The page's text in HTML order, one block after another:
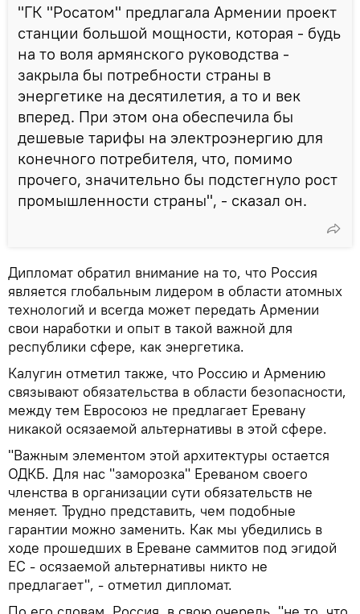
"ГК "Росатом" предлагала Армении проект
станции большой мощности, которая - будь
на то воля армянского руководства -
закрыла бы потребности страны в
энергетике на десятилетия, а то и век
вперед. При этом она обеспечила бы
дешевые тарифы на электроэнергию для
конечного потребителя, что, помимо
прочего, значительно бы подстегнуло рост
промышленности страны", - сказал он.
Дипломат обратил внимание на то, что Россия
является глобальным лидером в области атомных
технологий и всегда может передать Армении
свои наработки и опыт в такой важной для
республики сфере, как энергетика.
Калугин отметил также, что Россию и Армению
связывают обязательства в области безопасности,
между тем Евросоюз не предлагает Еревану
никакой осязаемой альтернативы в этой сфере.
"Важным элементом этой архитектуры остается
ОДКБ. Для нас "заморозка" Ереваном своего
членства в организации сути обязательств не
меняет. Трудно представить, чем подобные
гарантии можно заменить. Как мы убедились в
ходе прошедших в Ереване саммитов под эгидой
ЕС - осязаемой альтернативы никто не
предлагает", - отметил дипломат.